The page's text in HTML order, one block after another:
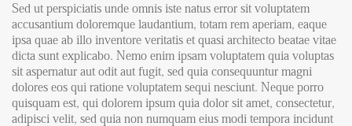
Sed ut perspiciatis unde omnis iste natus error sit voluptatem
accusantium doloremque laudantium, totam rem aperiam, eaque
ipsa quae ab illo inventore veritatis et quasi architecto beatae vitae
dicta sunt explicabo. Nemo enim ipsam voluptatem quia voluptas
sit aspernatur aut odit aut fugit, sed quia consequuntur magni
dolores eos qui ratione voluptatem sequi nesciunt. Neque porro
quisquam est, qui dolorem ipsum quia dolor sit amet, consectetur,
adipisci velit, sed quia non numquam eius modi tempora incidunt